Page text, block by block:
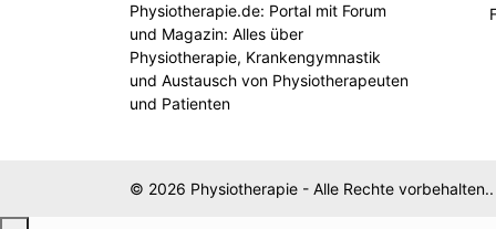
Physiotherapie.de: Portal mit Forum
und Magazin: Alles über
Physiotherapie, Krankengymnastik
und Austausch von Physiotherapeuten
und Patienten
© 2026 Physiotherapie - Alle Rechte